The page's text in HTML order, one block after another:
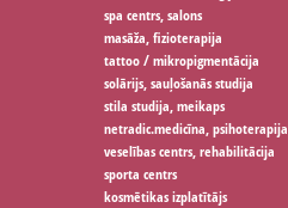
spa centrs, salons
masāža, fizioterapija
tattoo / mikropigmentācija
solārijs, sauļošanās studija
stila studija, meikaps
netradic.medicīna, psihoterapija
veselības centrs, rehabilitācija
sporta centrs
kosmētikas izplatītājs